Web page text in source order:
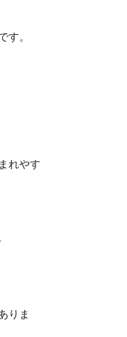
す。
れやす
りま